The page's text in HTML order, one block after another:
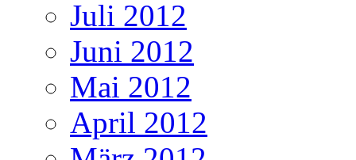
Juli 2012
Juni 2012
Mai 2012
April 2012